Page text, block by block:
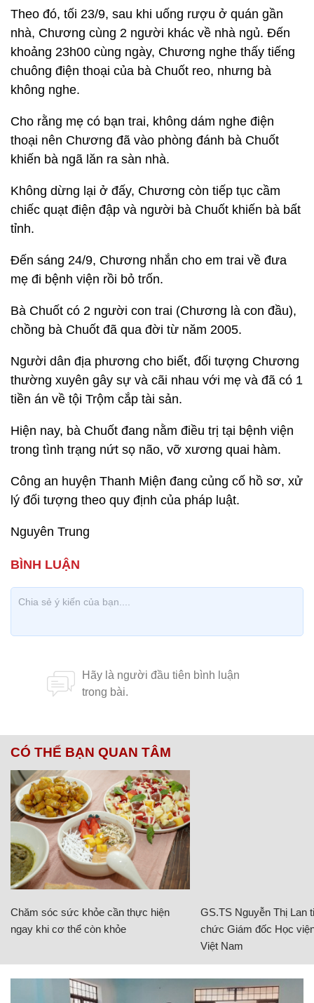
Theo đó, tối 23/9, sau khi uống rượu ở quán gần
nhà, Chương cùng 2 người khác về nhà ngủ. Đến
khoảng 23h00 cùng ngày, Chương nghe thấy tiếng
chuông điện thoại của bà Chuốt reo, nhưng bà
không nghe.
Cho rằng mẹ có bạn trai, không dám nghe điện
thoại nên Chương đã vào phòng đánh bà Chuốt
khiến bà ngã lăn ra sàn nhà.
Không dừng lại ở đấy, Chương còn tiếp tục cầm
chiếc quạt điện đập và người bà Chuốt khiến bà bất
tỉnh.
Đến sáng 24/9, Chương nhắn cho em trai về đưa
mẹ đi bệnh viện rồi bỏ trốn.
Bà Chuốt có 2 người con trai (Chương là con đầu),
chồng bà Chuốt đã qua đời từ năm 2005.
Người dân địa phương cho biết, đối tượng Chương
thường xuyên gây sự và cãi nhau với mẹ và đã có 1
tiền án về tội Trộm cắp tài sản.
Hiện nay, bà Chuốt đang nằm điều trị tại bệnh viện
trong tình trạng nứt sọ não, vỡ xương quai hàm.
Công an huyện Thanh Miện đang củng cố hồ sơ, xử
lý đối tượng theo quy định của pháp luật.
Nguyên Trung
CÓ THỂ BẠN QUAN TÂM
Chăm sóc sức khỏe cần thực hiện
ngay khi cơ thể còn khỏe
GS.TS Nguyễn Thị Lan
chức Giám đốc Học
Việt Nam